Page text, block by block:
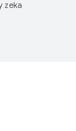
zeka